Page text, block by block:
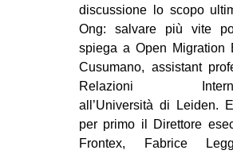
discussione lo scopo
Ong: salvare più vite
spiega a Open Migration
Cusumano, assistant
Relazioni
all’Università di Leiden.
per primo il Direttore
Frontex, Fabrice